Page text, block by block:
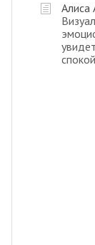
Алиса